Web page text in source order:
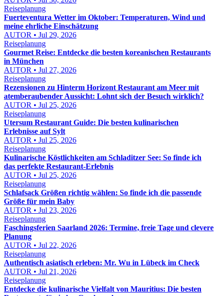
Reiseplanung
Fuerteventura Wetter im Oktober: Temperaturen, Wind und
meine ehrliche Einschätzung
AUTOR • Jul 29, 2026
Reiseplanung
Gourmet Reise: Entdecke die besten koreanischen Restaurants
in München
AUTOR • Jul 27, 2026
Reiseplanung
Rezensionen zu Hinterm Horizont Restaurant am Meer mit
atemberaubender Aussicht: Lohnt sich der Besuch wirklich?
AUTOR • Jul 25, 2026
Reiseplanung
Utersum Restaurant Guide: Die besten kulinarischen
Erlebnisse auf Sylt
AUTOR • Jul 25, 2026
Reiseplanung
Kulinarische Köstlichkeiten am Schladitzer See: So finde ich
das perfekte Restaurant-Erlebnis
AUTOR • Jul 25, 2026
Reiseplanung
Schlafsack Größen richtig wählen: So finde ich die passende
Größe für mein Baby
AUTOR • Jul 23, 2026
Reiseplanung
Faschingsferien Saarland 2026: Termine, freie Tage und clevere
Planung
AUTOR • Jul 22, 2026
Reiseplanung
Authentisch asiatisch erleben: Mr. Wu in Lübeck im Check
AUTOR • Jul 21, 2026
Reiseplanung
Entdecke die kulinarische Vielfalt von Mauritius: Die besten